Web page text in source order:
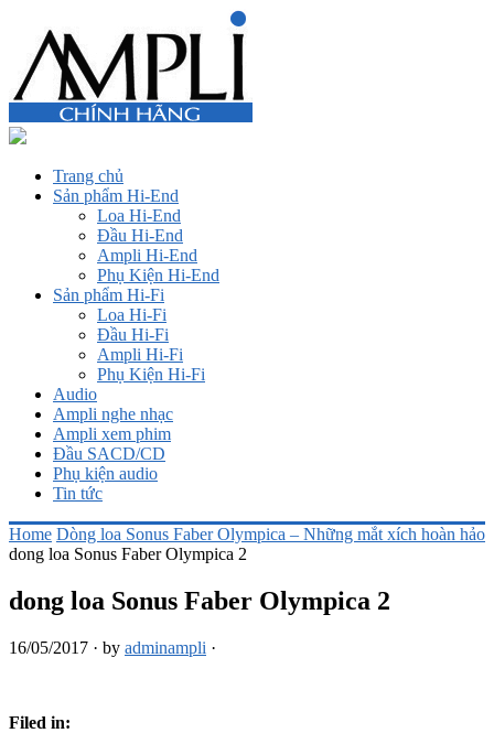
Trang chủ
Sản phẩm Hi-End
Loa Hi-End
Đầu Hi-End
Ampli Hi-End
Phụ Kiện Hi-End
Sản phẩm Hi-Fi
Loa Hi-Fi
Đầu Hi-Fi
Ampli Hi-Fi
Phụ Kiện Hi-Fi
Audio
Ampli nghe nhạc
Ampli xem phim
Đầu SACD/CD
Phụ kiện audio
Tin tức
Home Dòng loa Sonus Faber Olympica – Những mắt xích hoàn hảo
dong loa Sonus Faber Olympica 2
dong loa Sonus Faber Olympica 2
16/05/2017 · by adminampli ·
Filed in: